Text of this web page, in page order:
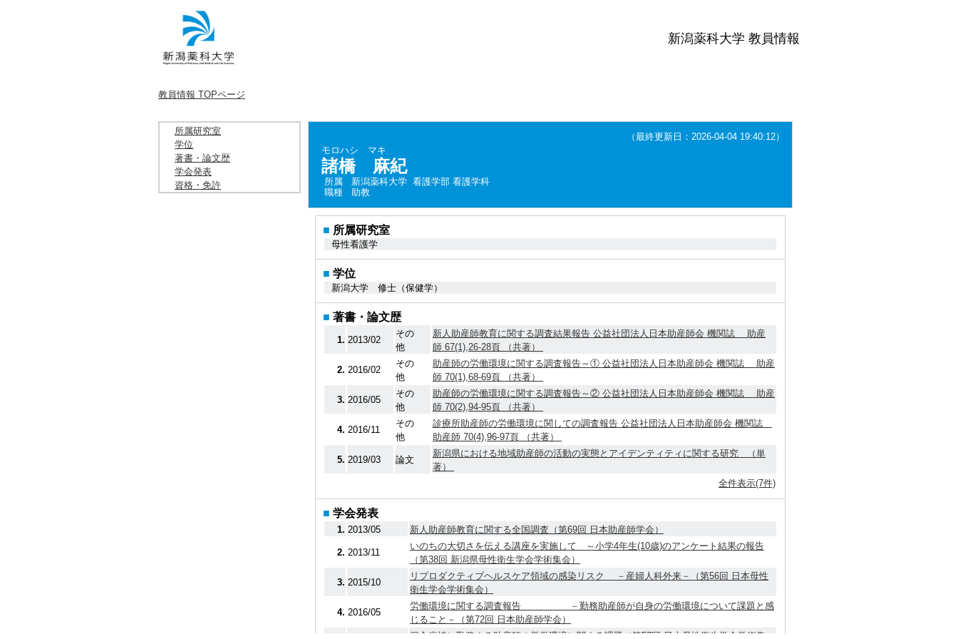
新潟薬科大学 教員情報
教員情報 TOPページ
所属研究室
学位
著書・論文歴
学会発表
資格・免許
（最終更新日：2026-04-04 19:40:12）
モロハシ マキ
諸橋 麻紀
所属
新潟薬科大学 看護学部 看護学科
職種
助教
■ 所属研究室
母性看護学
■ 学位
新潟大学 修士（保健学）
■ 著書・論文歴
1. 2013/02
その
他
新人助産師教育に関する調査結果報告 公益社団法人日本助産師会 機関誌 助産
師 67(1),26-28頁 （共著）
2. 2016/02
その
他
助産師の労働環境に関する調査報告～① 公益社団法人日本助産師会 機関誌 助産
師 70(1),68-69頁 （共著）
3. 2016/05
その
他
助産師の労働環境に関する調査報告～② 公益社団法人日本助産師会 機関誌 助産
師 70(2),94-95頁 （共著）
4. 2016/11
その
他
診療所助産師の労働環境に関しての調査報告 公益社団法人日本助産師会 機関誌
助産師 70(4),96-97頁 （共著）
5. 2019/03 論文
新潟県における地域助産師の活動の実態とアイデンティティに関する研究 （単
著）
全件表示(7件)
■ 学会発表
1. 2013/05 新人助産師教育に関する全国調査（第69回 日本助産師学会）
2. 2013/11
いのちの大切さを伝える講座を実施して ～小学4年生(10歳)のアンケート結果の報告
（第38回 新潟県母性衛生学会学術集会）
3. 2015/10
リプロダクティブヘルスケア領域の感染リスク －産婦人科外来－（第56回 日本母性
衛生学会学術集会）
4. 2016/05
労働環境に関する調査報告 －勤務助産師が自身の労働環境について課題と感
じること－（第72回 日本助産師学会）
混合病棟に勤務する助産師の労働環境に関する課題（第57回 日本母性衛生学会学術集